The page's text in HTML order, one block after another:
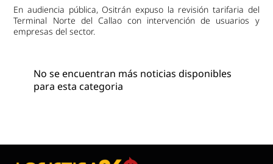
En audiencia pública, Ositrán expuso la revisión tarifaria del
Terminal Norte del Callao con intervención de usuarios y
empresas del sector.
No se encuentran más noticias disponibles
para esta categoria